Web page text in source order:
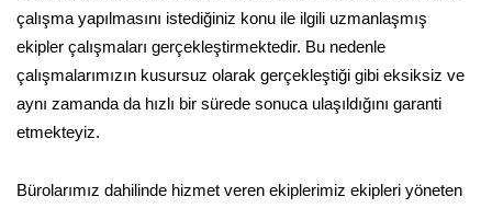
çalışma yapılmasını istediğiniz konu ile ilgili uzmanlaşmış
ekipler çalışmaları gerçekleştirmektedir. Bu nedenle
çalışmalarımızın kusursuz olarak gerçekleştiği gibi eksiksiz ve
aynı zamanda da hızlı bir sürede sonuca ulaşıldığını garanti
etmekteyiz.
Bürolarımız dahilinde hizmet veren ekiplerimiz ekipleri yöneten